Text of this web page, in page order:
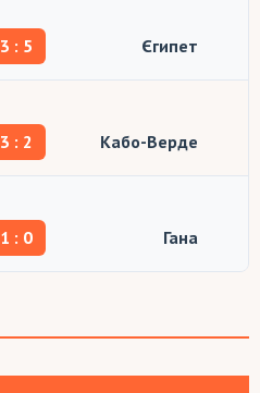
3 : 5 Єгипет
3 : 2 Кабо-Верде
1 : 0 Гана